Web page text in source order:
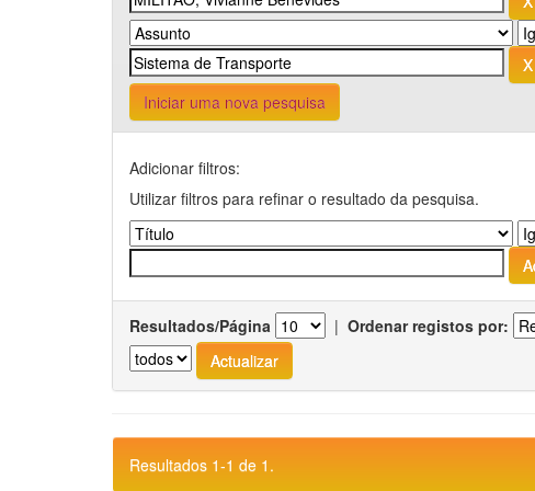
Iniciar uma nova pesquisa
Adicionar filtros:
Utilizar filtros para refinar o resultado da pesquisa.
Resultados/Página | Ordenar registos por:
Resultados 1-1 de 1.